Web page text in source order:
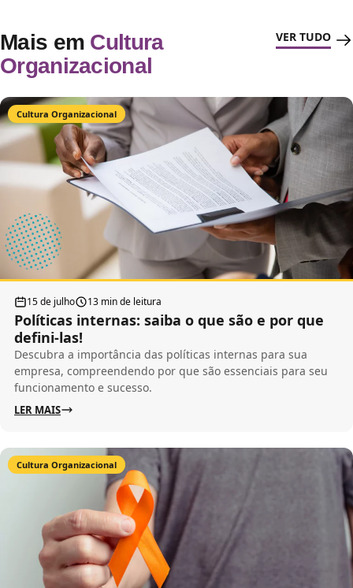
Mais em Cultura
Organizacional
VER TUDO
Cultura Organizacional
15 de julho 13 min de leitura
Políticas internas: saiba o que são e por que
defini-las!
Descubra a importância das políticas internas para sua
empresa, compreendendo por que são essenciais para seu
funcionamento e sucesso.
LER MAIS
Cultura Organizacional